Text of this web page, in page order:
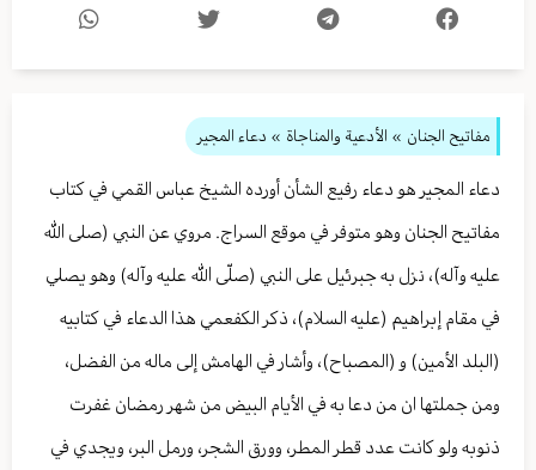
مفاتيح الجنان » الأدعية والمناجاة » دعاء المجير
دعاء المجير هو دعاء رفيع الشأن أورده الشيخ عباس القمي في كتاب
مفاتيح الجنان وهو متوفر في موقع السراج. مروي عن النبي (صلى الله
عليه وآله)، نزل به جبرئيل على النبي (صلّى الله عليه وآله) وهو يصلي
في مقام إبراهيم (عليه السلام)، ذكر الكفعمي هذا الدعاء في كتابيه
(البلد الأمين) و (المصباح)، وأشار في الهامش إلى ماله من الفضل،
ومن جملتها ان من دعا به في الأيام البيض من شهر رمضان غفرت
ذنوبه ولو كانت عدد قطر المطر، وورق الشجر، ورمل البر، ويجدي في